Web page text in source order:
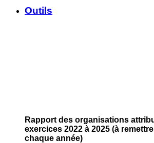
Outils
Rapport des organisations
exercices 2022 à 2025 (à
chaque année)